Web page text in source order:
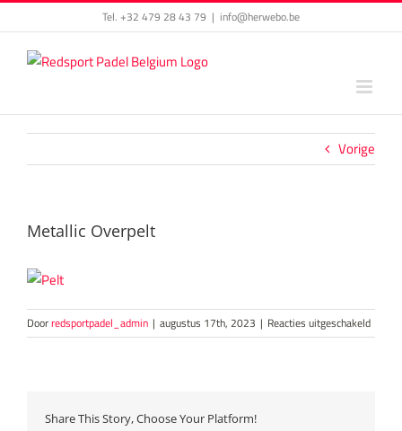
to
content
Tel. +32 479 28 43 79 | info@herwebo.be
Vorige
Metallic Overpelt
Doorredsportpadel_admin | augustus 17th, 2023 | Reacties uitgeschakeldvoor
Share This Story, Choose Your Platform!